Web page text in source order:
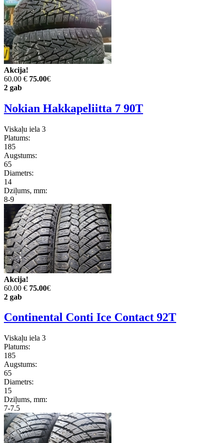
Akcija!
60.00 € 75.00€
2 gab
Nokian Hakkapeliitta 7 90T
Viskaļu iela 3
Platums:
185
Augstums:
65
Diametrs:
14
Dziļums, mm:
8-9
Akcija!
60.00 € 75.00€
2 gab
Continental Conti Ice Contact 92T
Viskaļu iela 3
Platums:
185
Augstums:
65
Diametrs:
15
Dziļums, mm:
7-7.5